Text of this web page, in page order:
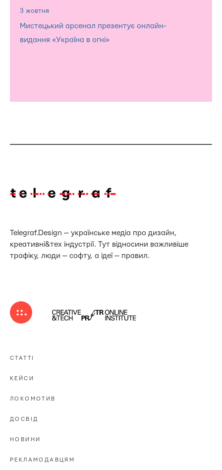
3 жовтня
Мистецький арсенал презентує онлайн-
видання «Україна в огні»
Telegraf.Design — українське медіа про дизайн,
креативні&тех індустрії. Тут відносини важливіше
трафіку, люди — софту, а ідеї — правил.
СТАТТІ
КЕЙСИ
ЛОКОМОТИВ
ДОСВІД
НОВИНИ
РЕКЛАМОДАВЦЯМ